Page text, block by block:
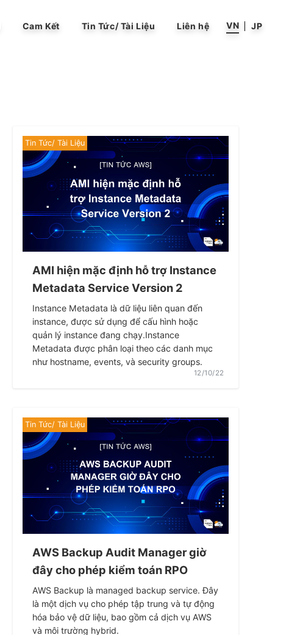
Cam Kết Tin Tức/ Tài Liệu Liên hệ VN JP
Tin Tức/ Tài Liệu
AMI hiện mặc định hỗ trợ Instance
Metadata Service Version 2
Instance Metadata là dữ liệu liên quan đến
instance, được sử dụng để cấu hình hoặc
quản lý instance đang chạy.Instance
Metadata được phân loại theo các danh mục
như hostname, events, và security groups.
12/10/22
Tin Tức/ Tài Liệu
AWS Backup Audit Manager giờ
đây cho phép kiểm toán RPO
AWS Backup là managed backup service. Đây
là một dịch vụ cho phép tập trung và tự động
hóa bảo vệ dữ liệu, bao gồm cả dịch vụ AWS
và môi trường hybrid.